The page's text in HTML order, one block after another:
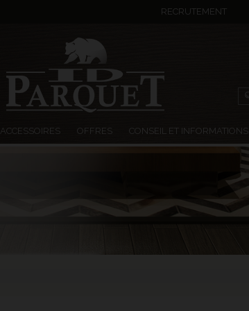
RECRUTEMENT
ACCESSOIRES OFFRES CONSEIL ET INFORMATIONS